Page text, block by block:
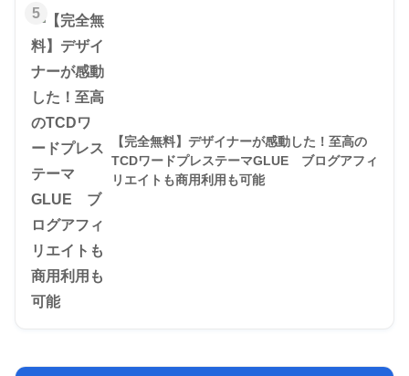
5
【完全無料】デザイナーが感動した！至高の
TCDワードプレステーマGLUE ブログアフィ
リエイトも商用利用も可能